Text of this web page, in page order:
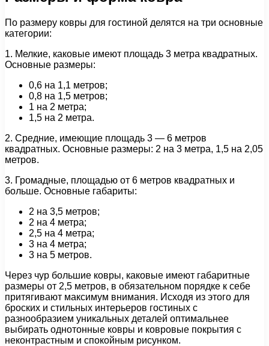
По размеру ковры для гостиной делятся на три основные
категории:
1. Мелкие, каковые имеют площадь 3 метра квадратных.
Основные размеры:
0,6 на 1,1 метров;
0,8 на 1,5 метров;
1 на 2 метра;
1,5 на 2 метра.
2. Средние, имеющие площадь 3 — 6 метров
квадратных. Основные размеры: 2 на 3 метра, 1,5 на 2,05
метров.
3. Громадные, площадью от 6 метров квадратных и
больше. Основные габариты:
2 на 3,5 метров;
2 на 4 метра;
2,5 на 4 метра;
3 на 4 метра;
3 на 5 метров.
Через чур большие ковры, каковые имеют габаритные
размеры от 2,5 метров, в обязательном порядке к себе
притягивают максимум внимания. Исходя из этого для
броских и стильных интерьеров гостиных с
разнообразием уникальных деталей оптимальнее
выбирать однотонные ковры и ковровые покрытия с
неконтрастным и спокойным рисунком.